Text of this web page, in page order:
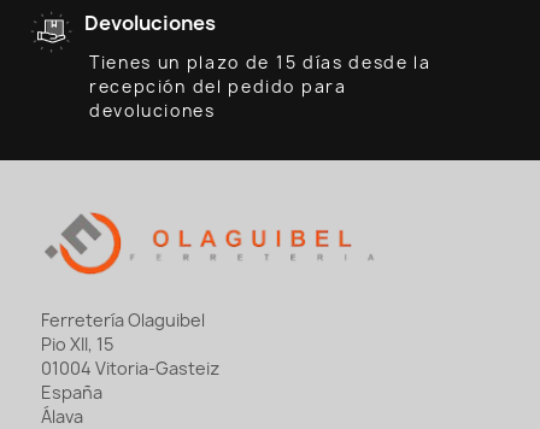
Devoluciones
Tienes un plazo de 15 días desde la
recepción del pedido para
devoluciones
Ferretería Olaguibel
Pio XII, 15
01004 Vitoria-Gasteiz
España
Álava